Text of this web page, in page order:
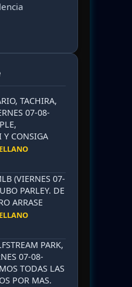
TACHIRA,
07-08-
CONSIGA
(VIERNES 07-
PARLEY. DE
ARRASE
PARK,
07-08-
TODAS LAS
POR MAS.